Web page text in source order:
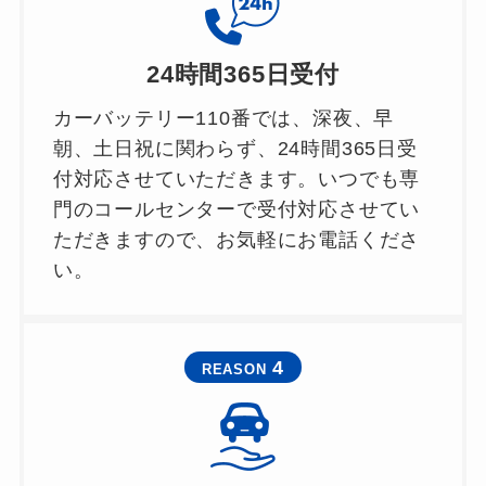
24時間365日受付
カーバッテリー110番では、深夜、早
朝、土日祝に関わらず、24時間365日受
付対応させていただきます。いつでも専
門のコールセンターで受付対応させてい
ただきますので、お気軽にお電話くださ
い。
REASON 4